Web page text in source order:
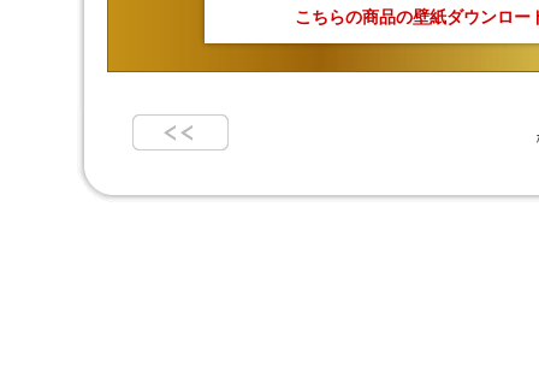
こちらの商品の壁紙ダウンロ